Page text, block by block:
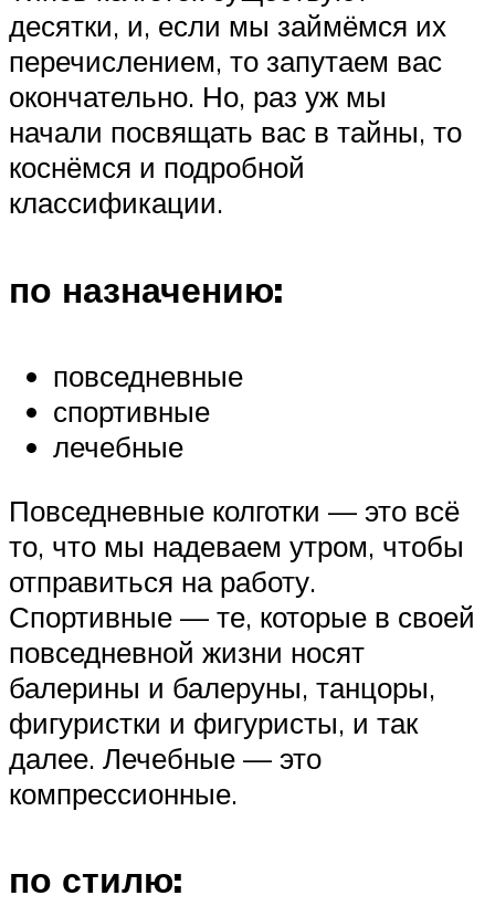
десятки, и, если мы займёмся их
перечислением, то запутаем вас
окончательно. Но, раз уж мы
начали посвящать вас в тайны, то
коснёмся и подробной
классификации.
по назначению:
повседневные
спортивные
лечебные
Повседневные колготки — это всё
то, что мы надеваем утром, чтобы
отправиться на работу.
Спортивные — те, которые в своей
повседневной жизни носят
балерины и балеруны, танцоры,
фигуристки и фигуристы, и так
далее. Лечебные — это
компрессионные.
по стилю: